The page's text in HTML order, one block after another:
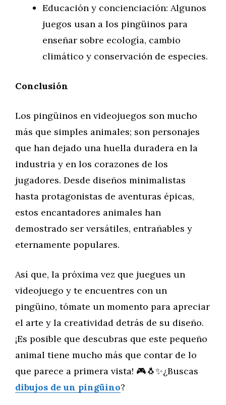
Educación y concienciación: Algunos
juegos usan a los pingüinos para
enseñar sobre ecología, cambio
climático y conservación de especies.
Conclusión
Los pingüinos en videojuegos son mucho
más que simples animales; son personajes
que han dejado una huella duradera en la
industria y en los corazones de los
jugadores. Desde diseños minimalistas
hasta protagonistas de aventuras épicas,
estos encantadores animales han
demostrado ser versátiles, entrañables y
eternamente populares.
Así que, la próxima vez que juegues un
videojuego y te encuentres con un
pingüino, tómate un momento para apreciar
el arte y la creatividad detrás de su diseño.
¡Es posible que descubras que este pequeño
animal tiene mucho más que contar de lo
que parece a primera vista! 🎮🐧✨¿Buscas
dibujos de un pingüino?